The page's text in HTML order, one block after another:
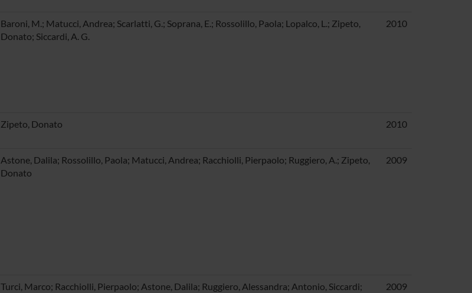
Baroni, M.; Matucci, Andrea; Scarlatti, G.; Soprana, E.; Rossolillo, Paola; Lopalco, L.; Zipeto,
Donato; Siccardi, A. G.
2010
Zipeto, Donato 2010
Astone, Dalila; Rossolillo, Paola; Matucci, Andrea; Racchiolli, Pierpaolo; Ruggiero, A.; Zipeto,
Donato
2009
Turci, Marco; Racchiolli, Pierpaolo; Astone, Dalila; Ruggiero, Alessandra; Antonio, Siccardi;
2009